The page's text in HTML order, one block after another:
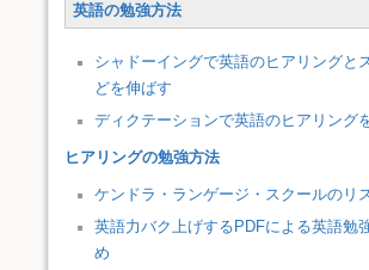
英語の勉強方法
シャドーイングで英語のヒアリングと
どを伸ばす
ディクテーションで英語のヒアリング
ヒアリングの勉強方法
ケンドラ・ランゲージ・スクールのリ
英語力バク上げするPDFによる英語勉
め